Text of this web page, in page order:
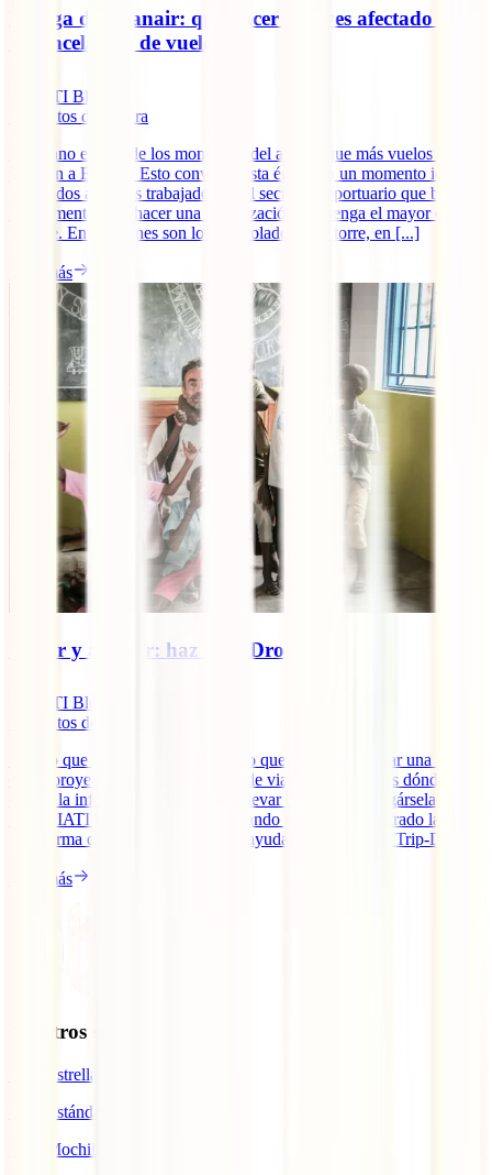
Huelga de Ryanair: qué hacer si te ves afectado por
la cancelación de vuelos
IATI Blog
minutos de lectura
El verano es uno de los momentos del año en que más vuelos salen
y llegan a España. Esto convierte esta época en un momento ideal
para todos aquellos trabajadores del sector aeroportuario que buscan
un momento para hacer una movilización que tenga el mayor eco
posible. En ocasiones son los controladores de torre, en [...]
Leer más
Viajar y ayudar: haz Trip-Drop
IATI Blog
minutos de lectura
Seguro que alguna vez has pensado que te gustaría echar una mano
en un proyecto local cuando estás de viaje pero no sabes dónde
buscar la información, qué ayuda llevar o a quién entregársela.
Desde IATI hemos estado investigando y hemos encontrado la
plataforma que te ayuda a viajar y ayudar en el camino: Trip-Drop.
Leer más
Nuestros seguros
IATI Estrella
IATI Estándar
IATI Mochilero